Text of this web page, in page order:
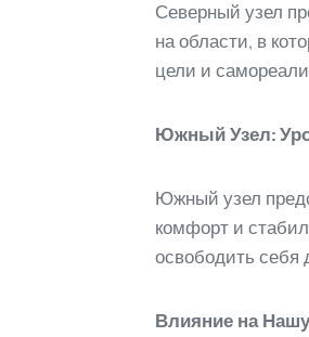
Северный узел
на области, в
цели и
Южный Узел:
Южный узел
комфорт и
освободить себя
Влияние на